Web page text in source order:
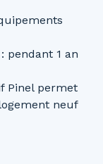
pendant 1 an
Pinel permet
neuf